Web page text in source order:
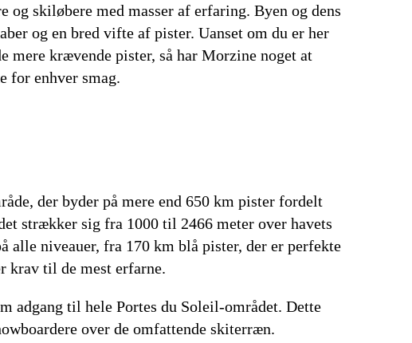
skiløbere med masser af erfaring. Byen og dens
og en bred vifte af pister. Uanset om du er her
krævende pister, så har Morzine noget at
for enhver smag.
der byder på mere end 650 km pister fordelt
strækker sig fra 1000 til 2466 meter over havets
alle niveauer, fra 170 km blå pister, der er perfekte
krav til de mest erfarne.
adgang til hele Portes du Soleil-området. Dette
over de omfattende skiterræn.